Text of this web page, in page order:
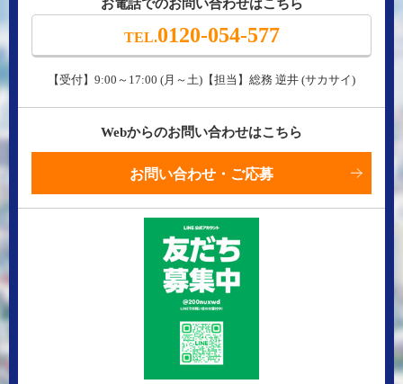
お電話でのお問い合わせはこちら
TEL.0120-054-577
【受付】9:00～17:00 (月～土)【担当】総務 逆井 (サカサイ)
Webからのお問い合わせはこちら
お問い合わせ・ご応募